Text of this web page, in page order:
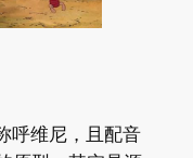
呼维尼，且配音